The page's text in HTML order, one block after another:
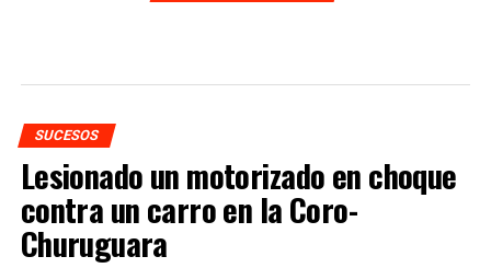
SUCESOS
Lesionado un motorizado en choque
contra un carro en la Coro-
Churuguara